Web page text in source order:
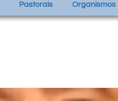
Pastorais Organismos